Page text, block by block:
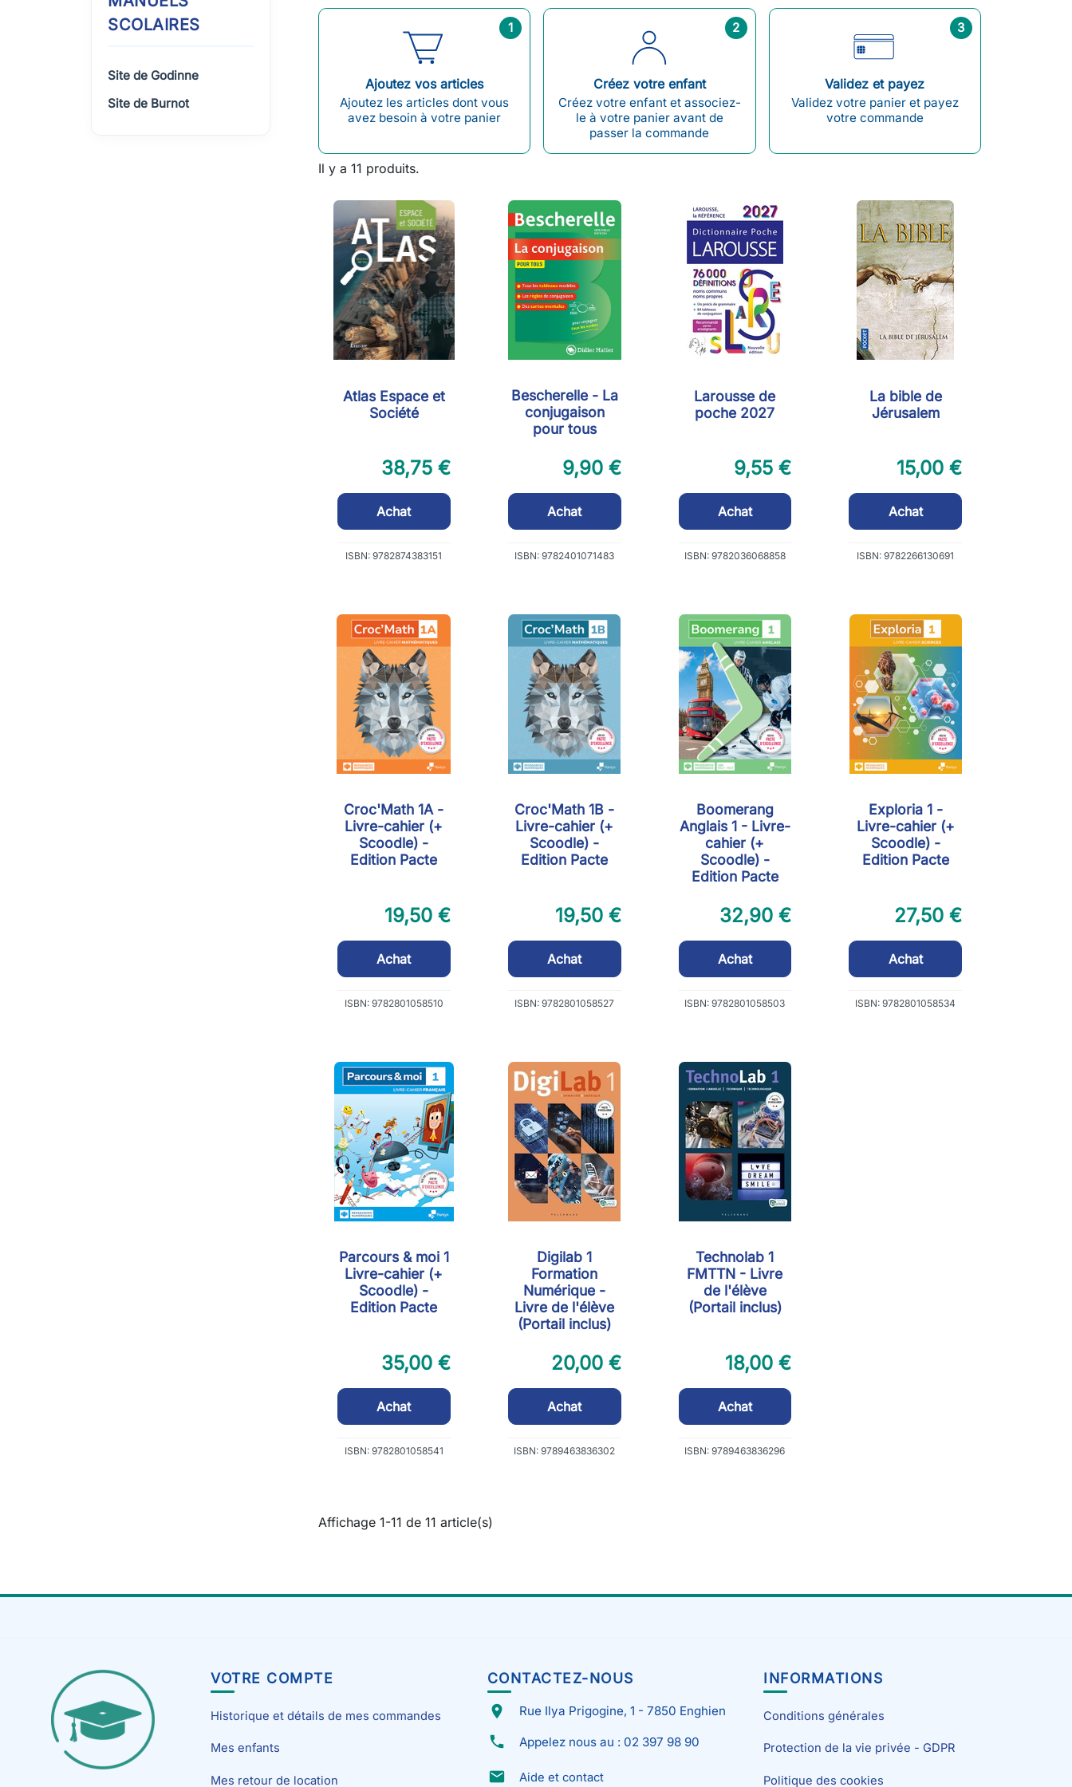
SCOLAIRES
Site de Godinne
Site de Burnot
1
Ajoutez vos articles
Ajoutez les articles dont vous
avez besoin à votre panier
2
Créez votre enfant
Créez votre enfant et associez-
le à votre panier avant de
passer la commande
3
Validez et payez
Validez votre panier et payez
votre commande
Il y a 11 produits.
Atlas Espace et
Société
38,75 €
Achat
ISBN: 9782874383151
Bescherelle - La
conjugaison
pour tous
9,90 €
Achat
ISBN: 9782401071483
Larousse de
poche 2027
9,55 €
Achat
ISBN: 9782036068858
La bible de
Jérusalem
15,00 €
Achat
ISBN: 9782266130691
Croc'Math 1A -
Livre-cahier (+
Scoodle) -
Edition Pacte
19,50 €
Achat
ISBN: 9782801058510
Croc'Math 1B -
Livre-cahier (+
Scoodle) -
Edition Pacte
19,50 €
Achat
ISBN: 9782801058527
Boomerang
Anglais 1 - Livre-
cahier (+
Scoodle) -
Edition Pacte
32,90 €
Achat
ISBN: 9782801058503
Exploria 1 -
Livre-cahier (+
Scoodle) -
Edition Pacte
27,50 €
Achat
ISBN: 9782801058534
Parcours & moi 1
Livre-cahier (+
Scoodle) -
Edition Pacte
35,00 €
Achat
ISBN: 9782801058541
Digilab 1
Formation
Numérique -
Livre de l'élève
(Portail inclus)
20,00 €
Achat
ISBN: 9789463836302
Technolab 1
FMTTN - Livre
de l'élève
(Portail inclus)
18,00 €
Achat
ISBN: 9789463836296
Affichage 1-11 de 11 article(s)
VOTRE COMPTE
Historique et détails de mes commandes
Mes enfants
Mes retour de location
CONTACTEZ-NOUS
place Rue Ilya Prigogine, 1 - 7850 Enghien
phone Appelez nous au : 02 397 98 90
email Aide et contact
INFORMATIONS
Conditions générales
Protection de la vie privée - GDPR
Politique des cookies